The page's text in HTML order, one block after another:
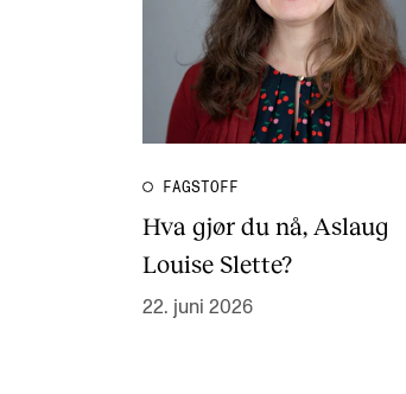
FAGSTOFF
Hva gjør du nå, Aslaug
Louise Slette?
22. juni 2026